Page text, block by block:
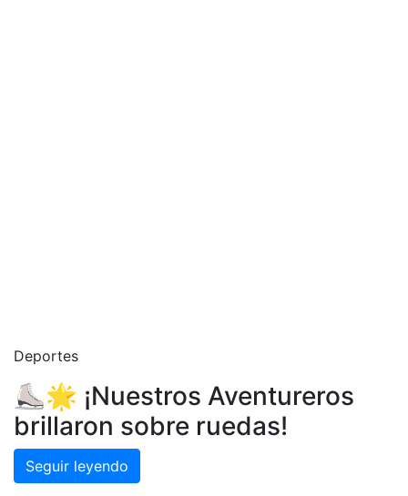
Deportes
⛸️🌟 ¡Nuestros Aventureros
brillaron sobre ruedas!
Seguir leyendo